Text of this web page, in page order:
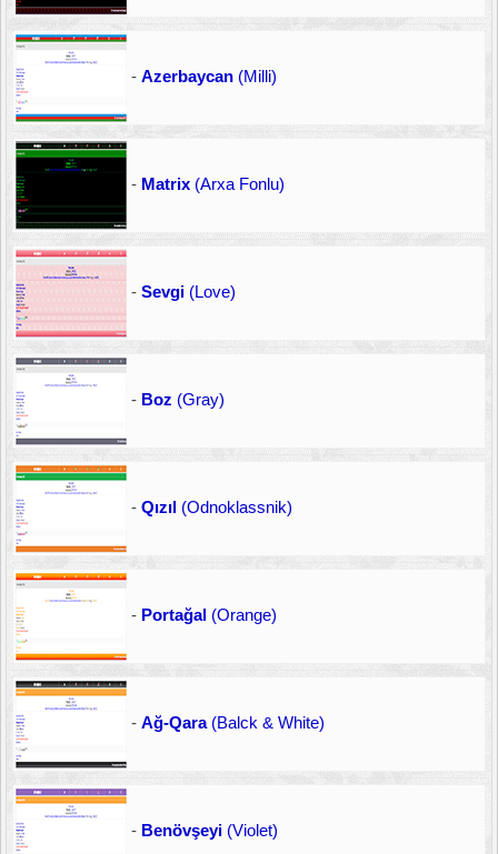
- Azerbaycan (Milli)
- Matrix (Arxa Fonlu)
- Sevgi (Love)
- Boz (Gray)
- Qızıl (Odnoklassnik)
- Portağal (Orange)
- Ağ-Qara(Balck & White)
- Benövşeyi (Violet)